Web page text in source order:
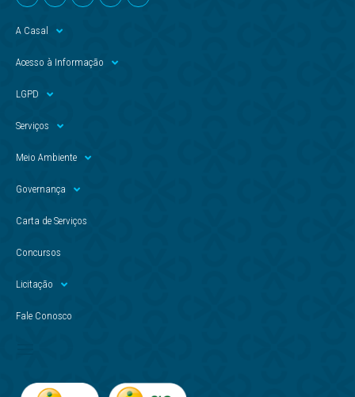
A Casal
Acesso à Informação
LGPD
Serviços
Meio Ambiente
Governança
Carta de Serviços
Concursos
Licitação
Fale Conosco